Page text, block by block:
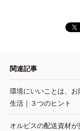
関連記事
環境にいいことは、お
生活｜３つのヒント
オルビスの配送資材